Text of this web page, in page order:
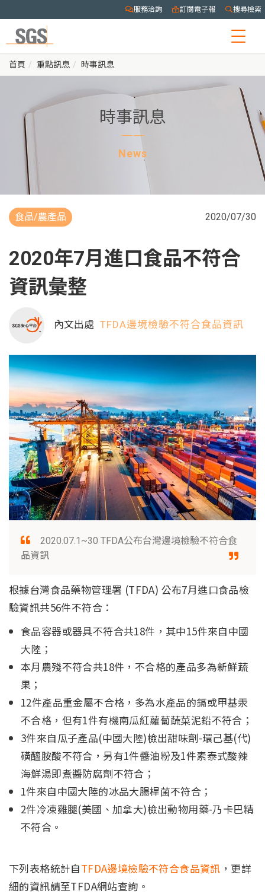
服務洽詢 訂閱電子報 搜尋檢索
首頁 重點訊息 時事訊息
時事訊息
News
食品/農產品 2020/07/30
2020年7月進口食品不符合
資訊彙整
內文出處 TFDA邊境檢驗不符合食品資訊
2020.07.1~30 TFDA公布台灣邊境檢驗不符合食
品資訊
根據台灣食品藥物管理署 (TFDA) 公布7月進口食品檢
驗資訊共56件不符合：
食品容器或器具不符合共18件，其中15件來自中國
大陸；
本月農殘不符合共18件，不合格的產品多為新鮮蔬
果；
12件產品重金屬不合格，多為水產品的鎘或甲基汞
不合格，但有1件有機南瓜紅蘿蔔蔬菜泥鉛不符合；
3件來自瓜子產品(中國大陸)檢出甜味劑-環己基(代)
磺醯胺酸不符合，另有1件醬油粉及1件素泰式酸辣
海鮮湯即煮醬防腐劑不符合；
1件來自中國大陸的冰品大腸桿菌不符合；
2件冷凍雞腿(美國、加拿大)檢出動物用藥-乃卡巴精
不符合。
下列表格統計自TFDA邊境檢驗不符合食品資訊 ，更詳
細的資訊請至TFDA網站查詢。